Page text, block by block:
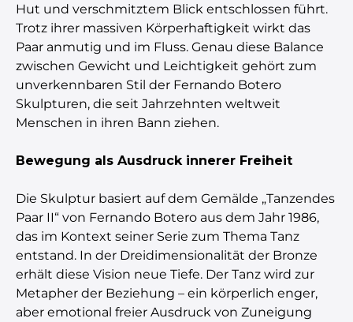
Hut und verschmitztem Blick entschlossen führt.
Trotz ihrer massiven Körperhaftigkeit wirkt das
Paar anmutig und im Fluss. Genau diese Balance
zwischen Gewicht und Leichtigkeit gehört zum
unverkennbaren Stil der Fernando Botero
Skulpturen, die seit Jahrzehnten weltweit
Menschen in ihren Bann ziehen.
Bewegung als Ausdruck innerer Freiheit
Die Skulptur basiert auf dem Gemälde „Tanzendes
Paar II“ von Fernando Botero aus dem Jahr 1986,
das im Kontext seiner Serie zum Thema Tanz
entstand. In der Dreidimensionalität der Bronze
erhält diese Vision neue Tiefe. Der Tanz wird zur
Metapher der Beziehung – ein körperlich enger,
aber emotional freier Ausdruck von Zuneigung